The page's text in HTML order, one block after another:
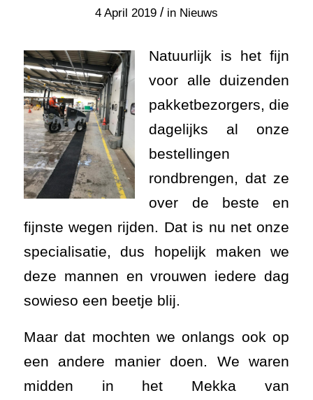
4 April 2019 / in Nieuws
Natuurlijk is het fijn
voor alle duizenden
pakketbezorgers, die
dagelijks al onze
bestellingen
rondbrengen, dat ze
over de beste en
fijnste wegen rijden. Dat is nu net onze
specialisatie, dus hopelijk maken we
deze mannen en vrouwen iedere dag
sowieso een beetje blij.
Maar dat mochten we onlangs ook op
een andere manier doen. We waren
midden in het Mekka van